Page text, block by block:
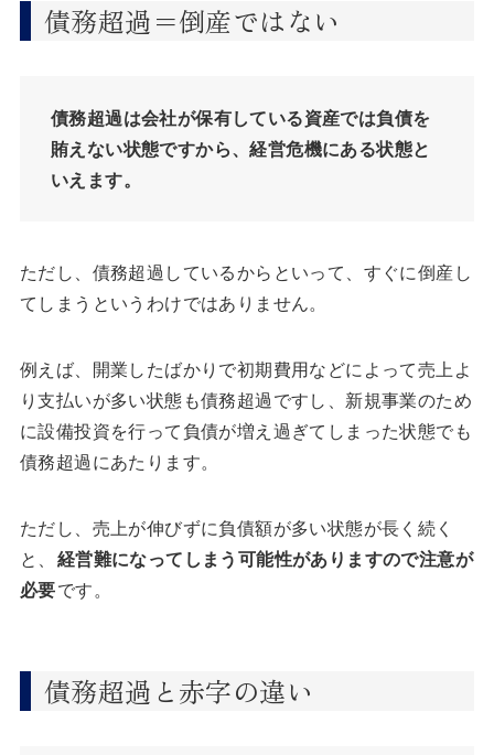
債務超過＝倒産ではない
債務超過は会社が保有している資産では負債を
賄えない状態ですから、経営危機にある状態と
いえます。
ただし、債務超過しているからといって、すぐに倒産し
てしまうというわけではありません。
例えば、開業したばかりで初期費用などによって売上よ
り支払いが多い状態も債務超過ですし、新規事業のため
に設備投資を行って負債が増え過ぎてしまった状態でも
債務超過にあたります。
ただし、売上が伸びずに負債額が多い状態が長く続く
と、 経営難になってしまう可能性がありますので注意が
必要です。
債務超過と赤字の違い